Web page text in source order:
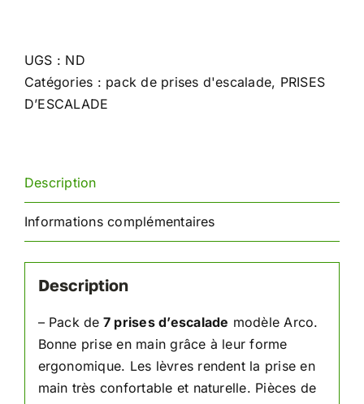
des
prises
d'escalade
UGS : ND
Catégories : pack de prises d'escalade, PRISES
D’ESCALADE
Description
Informations complémentaires
Description
– Pack de 7 prises d’escalade modèle Arco.
Bonne prise en main grâce à leur forme
ergonomique. Les lèvres rendent la prise en
main très confortable et naturelle. Pièces de